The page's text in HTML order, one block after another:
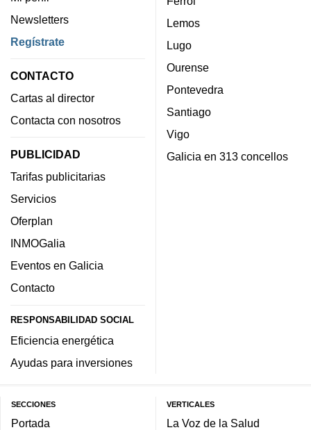
Newsletters
Regístrate
CONTACTO
Cartas al director
Contacta con nosotros
PUBLICIDAD
Tarifas publicitarias
Servicios
Oferplan
INMOGalia
Eventos en Galicia
Contacto
RESPONSABILIDAD SOCIAL
Eficiencia energética
Ayudas para inversiones
Lemos
Lugo
Ourense
Pontevedra
Santiago
Vigo
Galicia en 313 concellos
SECCIONES
Portada
VERTICALES
La Voz de la Salud